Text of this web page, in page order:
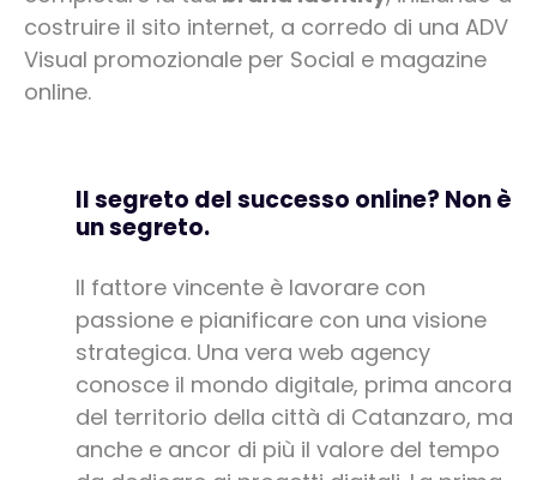
costruire il sito internet, a corredo di una ADV
Visual promozionale per Social e magazine
online.
Il segreto del successo online? Non è
un segreto.
Il fattore vincente è lavorare con
passione e pianificare con una visione
strategica. Una vera web agency
conosce il mondo digitale, prima ancora
del territorio della città di Catanzaro, ma
anche e ancor di più il valore del tempo